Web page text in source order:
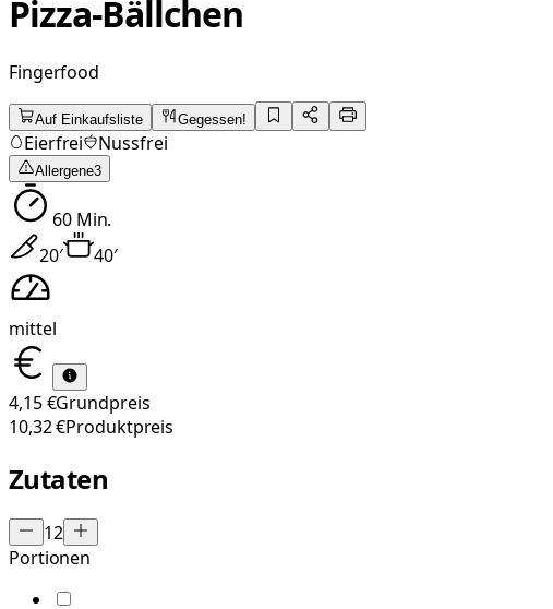
Pizza-Bällchen
Fingerfood
Auf Einkaufsliste Gegessen!
Eierfrei Nussfrei
Allergene3
60Min.
20′ 40′
mittel
4,15 €Grundpreis
10,32 €Produktpreis
Zutaten
12
Portionen